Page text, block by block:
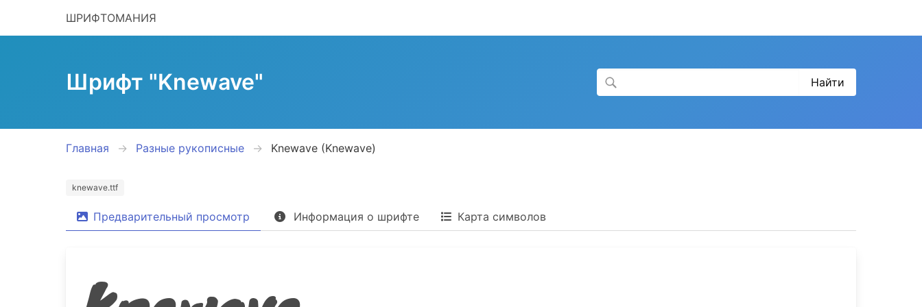
ШРИФТОМАНИЯ
Шрифт "Knewave"
Главная Разные рукописные Knewave (Knewave)
knewave.ttf
Предварительный просмотр Информация о шрифте Карта символов